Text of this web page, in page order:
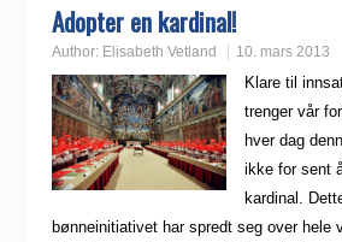
Adopter en kardinal!
Author: Elisabeth Vetland 10. mars 2013
Klare til
trenger vår
hver dag
ikke for sent
kardinal.
bønneinitiativet har spredt seg over hele